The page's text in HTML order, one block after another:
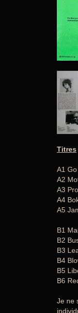
Titres
A1
A2
A3
A4
A5
B1
B2
B3
B4
B5
B6
Je ne